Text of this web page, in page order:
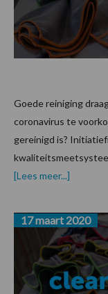
Goede reiniging
coronavirus te
gereinigd is?
[Lees meer...]
meting
creëert
17 maart 2020